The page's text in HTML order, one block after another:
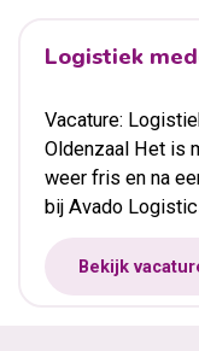
Logistiek
Vacature:
Oldenzaal Het is
weer fris en na
bij Avado
Bekijk